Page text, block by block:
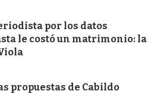
por los datos
le costó un matrimonio: la
propuestas de Cabildo